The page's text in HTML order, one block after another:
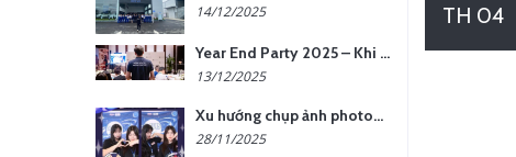
TH 04
14/12/2025
Year End Party 2025 – Khi Khoảnh Khắc Trở Thành Dấu Ấn | Gói Ưu Đãi Tháng 12 Từ YCN Media
13/12/2025
Xu hướng chụp ảnh photobooth tại các sự kiện hiện nay
28/11/2025